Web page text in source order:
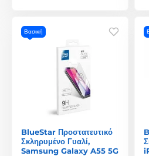
Βασική
BlueStar Προστατευτικό
Σκληρυμένο Γυαλί,
Samsung Galaxy A55 5G